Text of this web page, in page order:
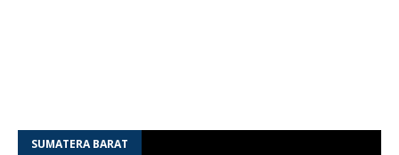
SUMATERA BARAT